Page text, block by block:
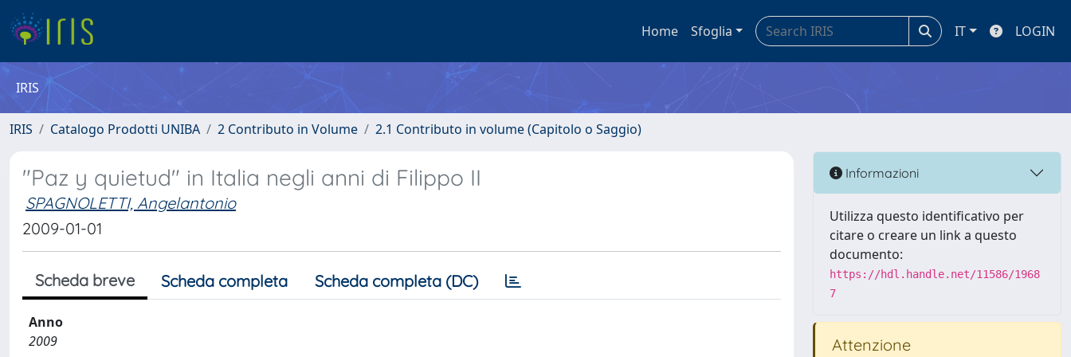
Home Sfoglia IT LOGIN
IRIS
IRIS Catalogo Prodotti UNIBA 2 Contributo in Volume 2.1 Contributo in volume (Capitolo o Saggio)
"Paz y quietud" in Italia negli anni di Filippo II
SPAGNOLETTI, Angelantonio
2009-01-01
Scheda breve Scheda completa Scheda completa (DC)
Anno
2009
Informazioni
Utilizza questo identificativo per
citare o creare un link a questo
documento:
https://hdl.handle.net/11586/1968
7
Attenzione